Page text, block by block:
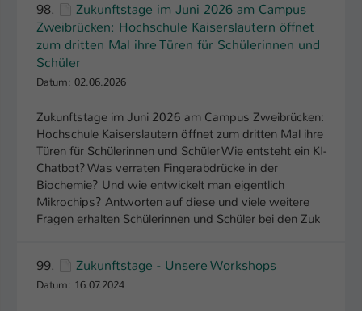
98.
Zukunftstage im Juni 2026 am Campus
Zweibrücken: Hochschule Kaiserslautern öffnet
zum dritten Mal ihre Türen für Schülerinnen und
Schüler
Datum: 02.06.2026
Zukunftstage im Juni 2026 am Campus Zweibrücken:
Hochschule Kaiserslautern öffnet zum dritten Mal ihre
Türen für Schülerinnen und Schüler Wie entsteht ein KI-
Chatbot? Was verraten Fingerabdrücke in der
Biochemie? Und wie entwickelt man eigentlich
Mikrochips? Antworten auf diese und viele weitere
Fragen erhalten Schülerinnen und Schüler bei den Zuk
99. Zukunftstage - Unsere Workshops
Datum: 16.07.2024